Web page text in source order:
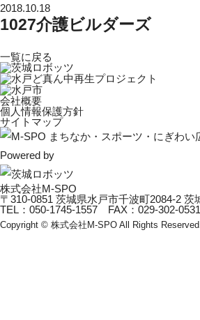
2018.10.18
1027介護ビルダーズ
一覧に戻る
会社概要
個人情報保護方針
サイトマップ
Powered by
株式会社M-SPO
〒310-0851 茨城県水戸市千波町2084-2 茨
TEL：050-1745-1557 FAX：029-302-0531
Copyright © 株式会社M-SPO All Rights